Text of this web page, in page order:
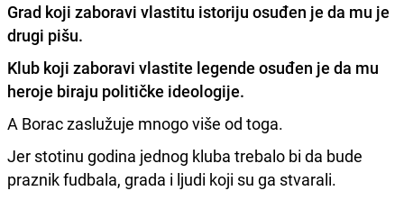
Grad koji zaboravi vlastitu istoriju osuđen je da mu je
drugi pišu.
Klub koji zaboravi vlastite legende osuđen je da mu
heroje biraju političke ideologije.
A Borac zaslužuje mnogo više od toga.
Jer stotinu godina jednog kluba trebalo bi da bude
praznik fudbala, grada i ljudi koji su ga stvarali.